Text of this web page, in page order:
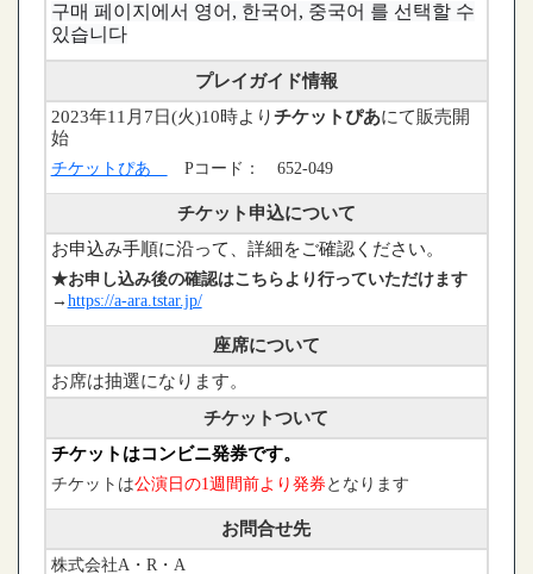
구매 페이지에서 영어, 한국어, 중국어 를 선택할 수
있습니다
プレイガイド情報
2023年11月7日(火)10時よりチケットぴあにて販売開
始
チケットぴあ Pコード： 652-049
チケット申込について
お申込み手順に沿って、詳細をご確認ください。
★お申し込み後の確認はこちらより行っていただけます
→ https://a-ara.tstar.jp/
座席について
お席は抽選になります。
チケットついて
チケットはコンビニ発券です。
チケットは公演日の1週間前より発券 となります
お問合せ先
株式会社A・R・A